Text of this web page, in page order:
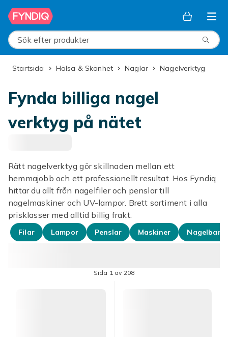
Hoppa till huvudinnehållet
Sök efter produkter
Startsida Hälsa & Skönhet Naglar Nagelverktyg
Fynda billiga nagel
verktyg på nätet
Rätt nagelverktyg gör skillnaden mellan ett
hemmajobb och ett professionellt resultat. Hos Fyndiq
hittar du allt från nagelfiler och penslar till
nagelmaskiner och UV-lampor. Brett sortiment i alla
prisklasser med alltid billig frakt.
Filar Lampor Penslar Maskiner
Sida 1 av 208